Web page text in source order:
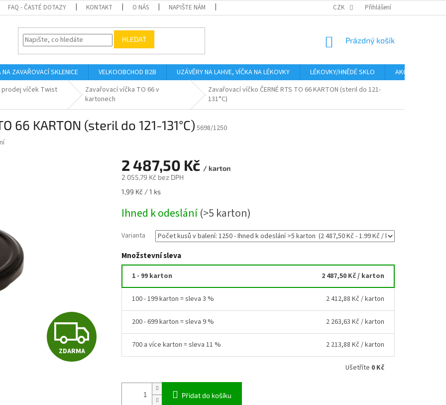
FAQ - ČASTÉ DOTAZY KONTAKT O NÁS NAPIŠTE NÁM OBCHODNÍ PODMÍNKY
CZK Přihlášení
HLEDAT
NÁKUPNÍ
Prázdný košík
NA ZAVAŘOVACÍ SKLENICE VELKOOBCHOD B2B UZÁVĚRY NA LAHVE, VÍČKA NA LÉKOVKY LÉKOVKY/HNĚDÉ SKLO AKCE
víček Twist
Zavařovací víčka TO 66 v
kartonech
Zavařovací víčko ČERNÉ RTS TO 66 KARTON (steril do 121-
131°C)
66 KARTON (steril do 121-131°C) 5698/1250
Z
D
ZDARMA
2 487,50 Kč / karton
2 055,79 Kč bez DPH
Měrná
1,99 Kč / 1 ks
Ihned k odeslání(>5 karton)
Varianta
Množstevní sleva
1 - 99 karton 2 487,50 Kč/ karton
100 - 199 karton = sleva 3 % 2 412,88 Kč / karton
200 - 699 karton = sleva 9 % 2 263,63 Kč / karton
700 a více karton = sleva 11 % 2 213,88 Kč / karton
Ušetříte 0 Kč
Přidat do košíku